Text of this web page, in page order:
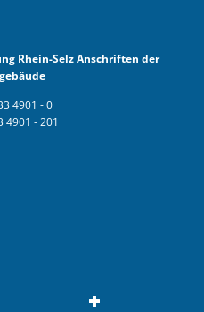
Rhein-Selz Anschriften der
4901 - 0
4901 - 201